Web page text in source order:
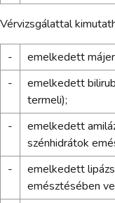
Vérvizsgálattal
-
emelkedett
-
emelkedett
termeli);
-
emelkedett
szénhidrátok
-
emelkedett
emésztésében